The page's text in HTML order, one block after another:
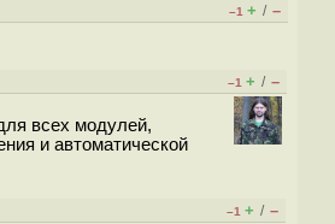
–1 + / –
–1 + / –
всех модулей,
и автоматической
–1 + / –